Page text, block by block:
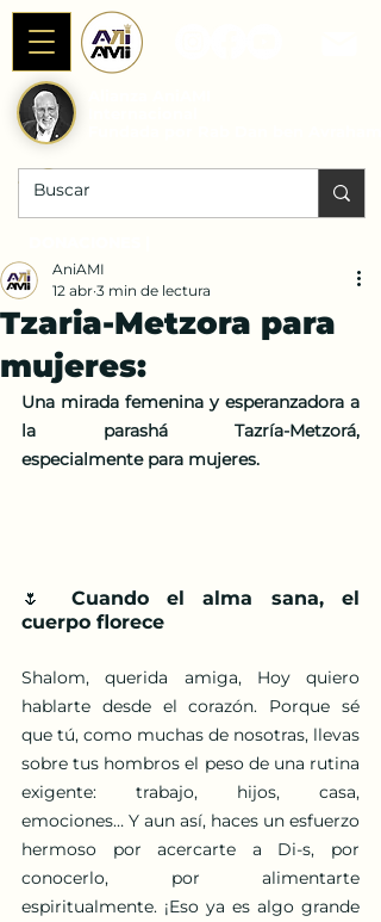
Tzaria-Metzora para
mujeres:
AniAMI
12 abr 3 min de lectura
Una mirada femenina y esperanzadora a
la parashá Tazría-Metzorá,
especialmente para mujeres.
🌷 Cuando el alma sana, el
cuerpo florece
Shalom, querida amiga, Hoy quiero
hablarte desde el corazón. Porque sé
que tú, como muchas de nosotras, llevas
sobre tus hombros el peso de una rutina
exigente: trabajo, hijos, casa,
emociones… Y aun así, haces un esfuerzo
hermoso por acercarte a Di-s, por
conocerlo, por alimentarte
espiritualmente. ¡Eso ya es algo grande